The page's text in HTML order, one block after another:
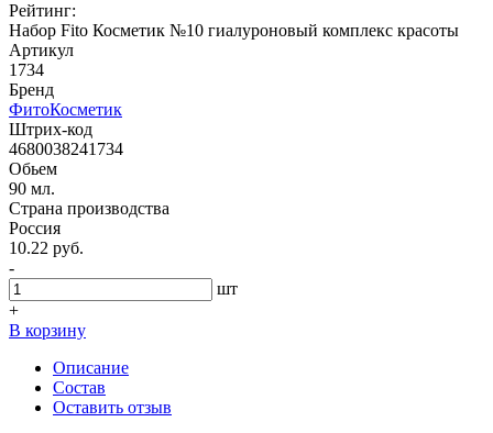
Рейтинг:
Набор Fito Косметик №10 гиалуроновый комплекс красоты
Артикул
1734
Бренд
ФитоКосметик
Штрих-код
4680038241734
Обьем
90 мл.
Страна производства
Россия
10.22 руб.
-
шт
+
В корзину
Описание
Состав
Оставить отзыв